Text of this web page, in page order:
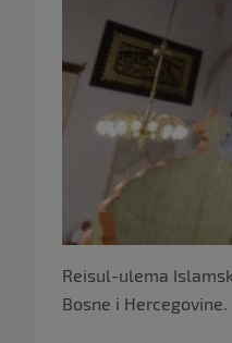
Reisul-ulema
Bosne i Hercegovine.